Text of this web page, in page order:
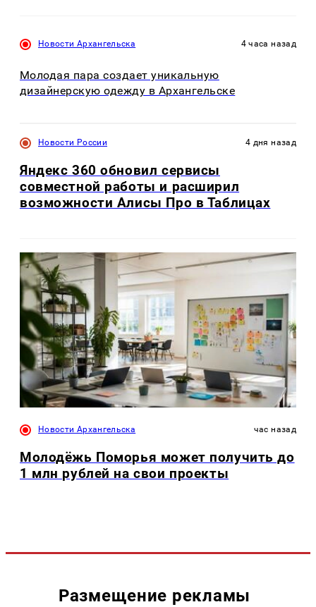
Новости Архангельска 4 часа назад
Молодая пара создает уникальную
дизайнерскую одежду в Архангельске
Новости России 4 дня назад
Яндекс 360 обновил сервисы
совместной работы и расширил
возможности Алисы Про в Таблицах
Новости Архангельска час назад
Молодёжь Поморья может получить до
1 млн рублей на свои проекты
Размещение рекламы